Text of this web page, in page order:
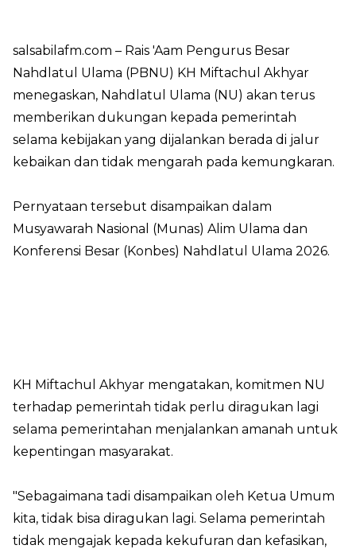
salsabilafm.com – Rais 'Aam Pengurus Besar
Nahdlatul Ulama (PBNU) KH Miftachul Akhyar
menegaskan, Nahdlatul Ulama (NU) akan terus
memberikan dukungan kepada pemerintah
selama kebijakan yang dijalankan berada di jalur
kebaikan dan tidak mengarah pada kemungkaran.
Pernyataan tersebut disampaikan dalam
Musyawarah Nasional (Munas) Alim Ulama dan
Konferensi Besar (Konbes) Nahdlatul Ulama 2026.
KH Miftachul Akhyar mengatakan, komitmen NU
terhadap pemerintah tidak perlu diragukan lagi
selama pemerintahan menjalankan amanah untuk
kepentingan masyarakat.
"Sebagaimana tadi disampaikan oleh Ketua Umum
kita, tidak bisa diragukan lagi. Selama pemerintah
tidak mengajak kepada kekufuran dan kefasikan,